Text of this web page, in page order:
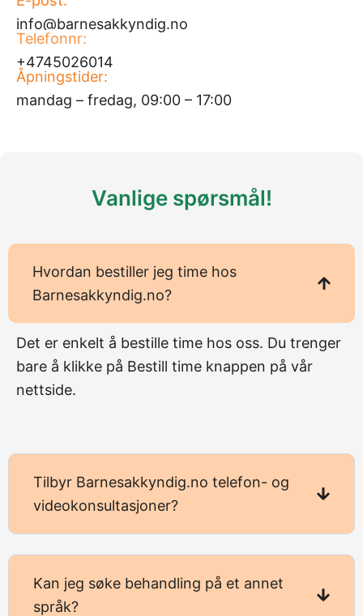
info@barnesakkyndig.no
Telefonnr:
+4745026014
Åpningstider:
mandag – fredag, 09:00 – 17:00
Vanlige spørsmål!
Hvordan bestiller jeg time hos
Barnesakkyndig.no?
Det er enkelt å bestille time hos oss. Du trenger
bare å klikke på Bestill time knappen på vår
nettside.
Tilbyr Barnesakkyndig.no telefon- og
videokonsultasjoner?
Kan jeg søke behandling på et annet
språk?